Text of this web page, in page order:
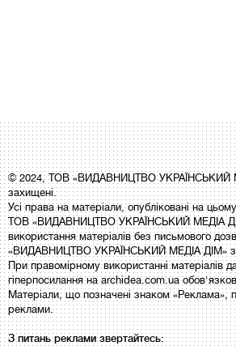
© 2024, ТОВ «ВИДАВНИЦТВО УКРАЇНСЬКИЙ
захищені.
Усі права на матеріали, опубліковані на
ТОВ «ВИДАВНИЦТВО УКРАЇНСЬКИЙ МЕДІА
використання матеріалів без письмового
«ВИДАВНИЦТВО УКРАЇНСЬКИЙ МЕДІА ДІМ»
При правомірному використанні матеріалів
гіперпосилання на archidea.com.ua
Матеріали, що позначені знаком «Реклама»,
реклами.
З питань реклами звертайтесь: